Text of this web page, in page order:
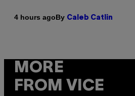
4 hours agoBy Caleb Catlin
MORE
FROM VICE